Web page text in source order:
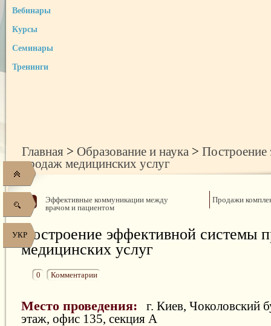
УКР
Вебинары
Курсы
Семинары
Тренинги
Главная > Образование и наука > Построение
продаж медицинских услуг
Эффективные коммуникации между
врачом и пациентом
Продажи
Построение эффективной системы
медицинских услуг
0 Комментарии
Место проведения: г. Киев, Чоколовский
этаж, офис 135, секция А